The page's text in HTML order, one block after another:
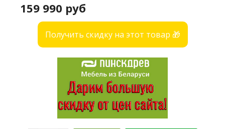
159 990 руб
Получить скидку на этот товар 🎁